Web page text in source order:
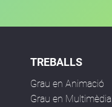
TREBALLS
Grau en Animació
Grau en Multimèdia